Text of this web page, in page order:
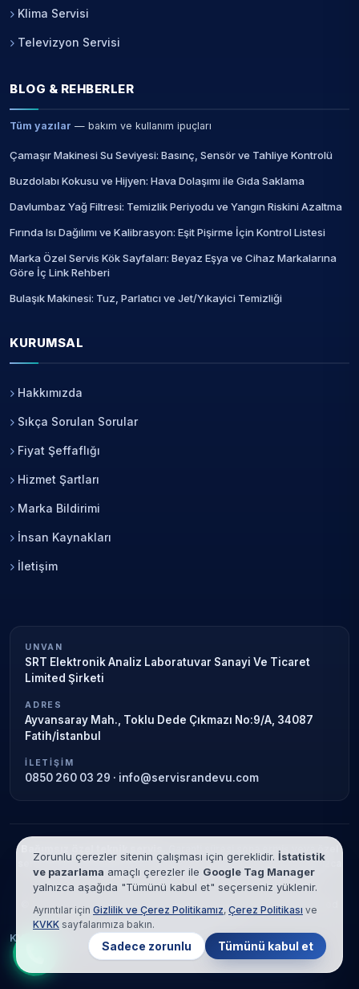
Klima Servisi
Televizyon Servisi
BLOG & REHBERLER
Tüm yazılar — bakım ve kullanım ipuçları
Çamaşır Makinesi Su Seviyesi: Basınç, Sensör ve Tahliye Kontrolü
Buzdolabı Kokusu ve Hijyen: Hava Dolaşımı ile Gıda Saklama
Davlumbaz Yağ Filtresi: Temizlik Periyodu ve Yangın Riskini Azaltma
Fırında Isı Dağılımı ve Kalibrasyon: Eşit Pişirme İçin Kontrol Listesi
Marka Özel Servis Kök Sayfaları: Beyaz Eşya ve Cihaz Markalarına
Göre İç Link Rehberi
Bulaşık Makinesi: Tuz, Parlatıcı ve Jet/Yıkayici Temizliği
KURUMSAL
Hakkımızda
Sıkça Sorulan Sorular
Fiyat Şeffaflığı
Hizmet Şartları
Marka Bildirimi
İnsan Kaynakları
İletişim
UNVAN
SRT Elektronik Analiz Laboratuvar Sanayi Ve Ticaret
Limited Şirketi
ADRES
Ayvansaray Mah., Toklu Dede Çıkmazı No:9/A, 34087
Fatih/İstanbul
İLETIŞIM
0850 260 03 29 · info@servisrandevu.com
Garanti süresi sona ermiş veya özel
servis kapsamındaki cihazlar için hizmet verilir. Marka adları yalnızca
tanımlama amaçlıdır; yetkili servis ilişkisi bulunmamaktadır.
© 2026 SRT Elektronik Analiz Laboratuvar Sanayi Ve Ticaret Limited
Şirketi. Tüm hakları saklıdır.
KVKK
Çerez Politikası Hizmet Şartları
Zorunlu çerezler sitenin çalışması için gereklidir. İstatistik
ve pazarlama amaçlı çerezler ile Google Tag Manager
yalnızca aşağıda "Tümünü kabul et" seçerseniz yüklenir.
Ayrıntılar için Gizlilik ve Çerez Politikamız, Çerez Politikası ve
KVKK sayfalarımıza bakın.
Sadece zorunlu Tümünü kabul et